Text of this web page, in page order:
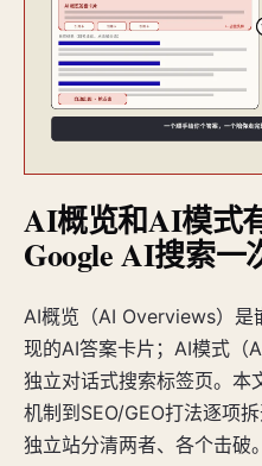
AI概览和AI模式
Google AI搜索一
AI概览（AI Overviews）是
现的AI答案卡片；AI模式（
独立对话式搜索标签页。本
机制到SEO/GEO打法逐项
独立站分清两者、各个击破。